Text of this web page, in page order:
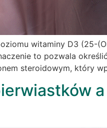
witaminy D3 (25-
to pozwala
steroidowym, który